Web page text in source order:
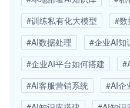
#训练私有化大模型
#数
#AI数据处理
#企业AI知
#企业AI平台如何搭建
#AI客服营销系统
#AI企